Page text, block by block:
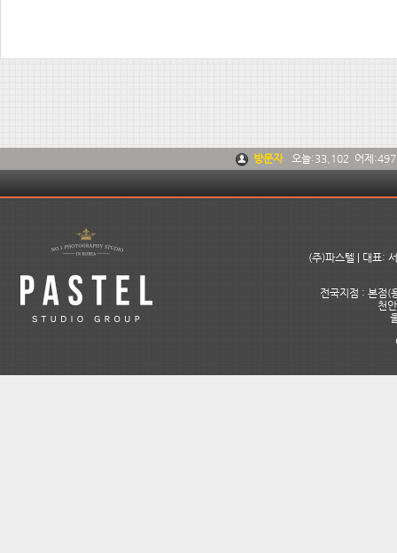
방문자 오늘:33,102 어제:
(주)파스텔 | 대표:
전국지점 : 본점(
천